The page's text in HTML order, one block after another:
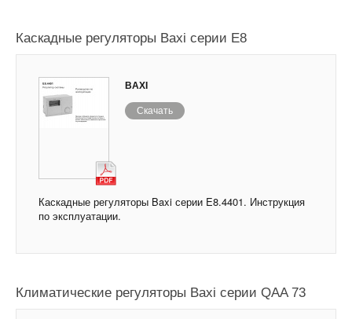
Каскадные регуляторы Baxi серии E8
BAXI
Скачать
Каскадные регуляторы Baxi серии E8.4401. Инструкция
по эксплуатации.
Климатические регуляторы Baxi серии QAA 73